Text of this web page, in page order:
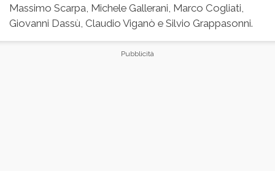
Massimo Scarpa, Michele Gallerani, Marco Cogliati,
Giovanni Dassù, Claudio Viganò e Silvio Grappasonni.